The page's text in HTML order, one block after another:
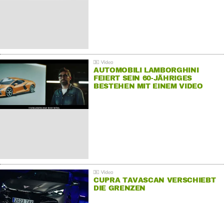
AUTOMOBILI LAMBORGHINI
FEIERT SEIN 60-JÄHRIGES
BESTEHEN MIT EINEM VIDEO
CUPRA TAVASCAN VERSCHIEBT
DIE GRENZEN